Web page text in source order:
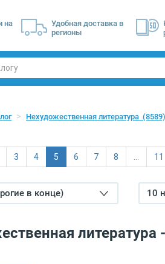
на
Удобная доставка в
регионы
Нехудожественная литература (8589)
3 4 5 6 7 8 11
в конце) 10